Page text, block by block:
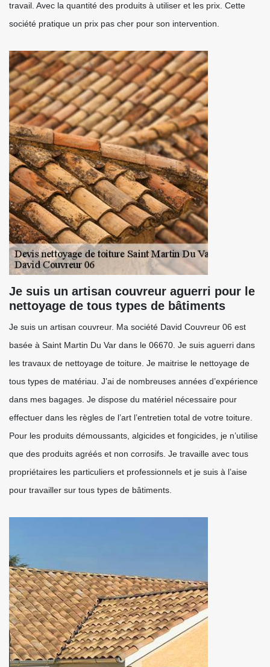
travail. Avec la quantité des produits à utiliser et les prix. Cette
société pratique un prix pas cher pour son intervention.
Je suis un artisan couvreur aguerri pour le
nettoyage de tous types de bâtiments
Je suis un artisan couvreur. Ma société David Couvreur 06 est
basée à Saint Martin Du Var dans le 06670. Je suis aguerri dans
les travaux de nettoyage de toiture. Je maitrise le nettoyage de
tous types de matériau. J’ai de nombreuses années d’expérience
dans mes bagages. Je dispose du matériel nécessaire pour
effectuer dans les règles de l’art l’entretien total de votre toiture.
Pour les produits démoussants, algicides et fongicides, je n’utilise
que des produits agréés et non corrosifs. Je travaille avec tous
propriétaires les particuliers et professionnels et je suis à l’aise
pour travailler sur tous types de bâtiments.